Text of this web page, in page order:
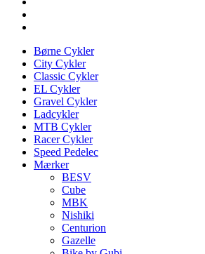
Børne Cykler
City Cykler
Classic Cykler
EL Cykler
Gravel Cykler
Ladcykler
MTB Cykler
Racer Cykler
Speed Pedelec
Mærker
BESV
Cube
MBK
Nishiki
Centurion
Gazelle